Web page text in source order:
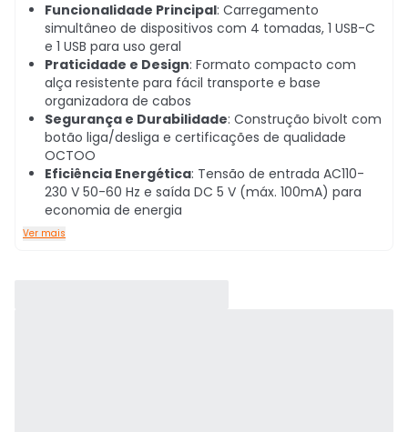
Funcionalidade Principal: Carregamento
simultâneo de dispositivos com 4 tomadas, 1 USB-C
e 1 USB para uso geral
Praticidade e Design: Formato compacto com
alça resistente para fácil transporte e base
organizadora de cabos
Segurança e Durabilidade: Construção bivolt com
botão liga/desliga e certificações de qualidade
OCTOO
Eficiência Energética: Tensão de entrada AC110-
230 V 50-60 Hz e saída DC 5 V (máx. 100mA) para
economia de energia
Ver mais